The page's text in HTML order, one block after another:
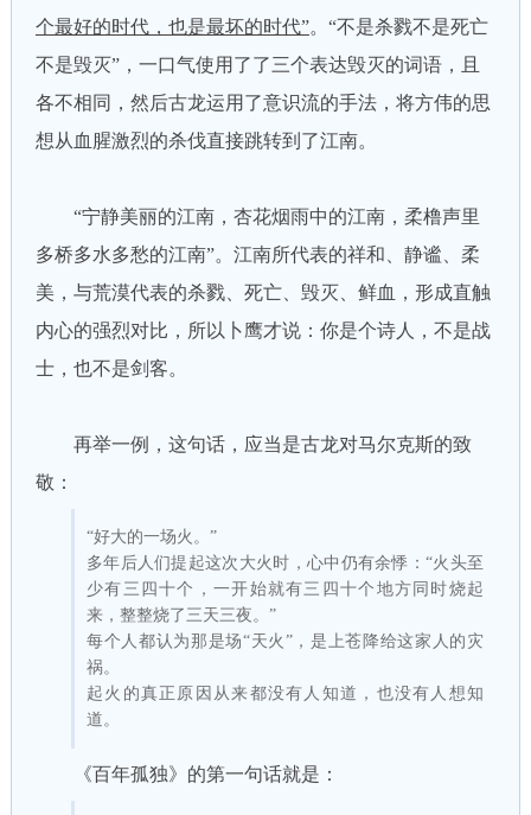
个最好的时代，也是最坏的时代”。“不是杀戮不是死亡
不是毁灭”，一口气使用了了三个表达毁灭的词语，且
各不相同，然后古龙运用了意识流的手法，将方伟的思
想从血腥激烈的杀伐直接跳转到了江南。
“宁静美丽的江南，杏花烟雨中的江南，柔橹声里
多桥多水多愁的江南”。江南所代表的祥和、静谧、柔
美，与荒漠代表的杀戮、死亡、毁灭、鲜血，形成直触
内心的强烈对比，所以卜鹰才说：你是个诗人，不是战
士，也不是剑客。
再举一例，这句话，应当是古龙对马尔克斯的致
敬：
“好大的一场火。”
多年后人们提起这次大火时，心中仍有余悸：“火头至
少有三四十个，一开始就有三四十个地方同时烧起
来，整整烧了三天三夜。”
每个人都认为那是场“天火”，是上苍降给这家人的灾
祸。
起火的真正原因从来都没有人知道，也没有人想知
道。
《百年孤独》的第一句话就是：